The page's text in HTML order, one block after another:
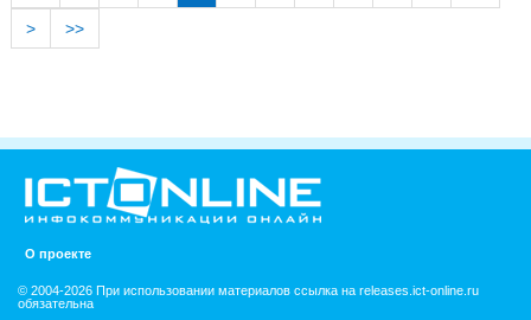
> >>
О проекте
© 2004-2026 При использовании материалов ссылка на releases.ict-online.ru
обязательна